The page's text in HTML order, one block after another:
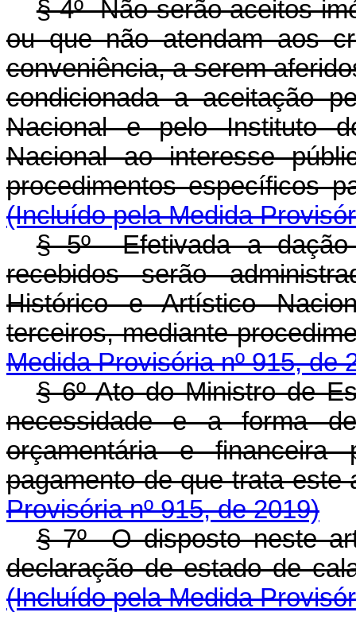
§ 4º Não serão aceitos
ou que não atendam aos
conveniência, a serem
condicionada a aceitação
Nacional e pelo Instituto
Nacional ao interesse
procedimentos
(Incluído pela Medida
§ 5º Efetivada a dação
recebidos serão
Histórico e Artístico
terceiros, mediante
Medida Provisória nº 915, de
§ 6º Ato do Ministro de
necessidade e a forma
orçamentária e
pagamento de que
Provisória nº 915, de 2019)
§ 7º O disposto neste
declaração de estado
(Incluído pela Medida